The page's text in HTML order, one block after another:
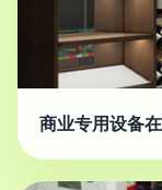
商业专用设备